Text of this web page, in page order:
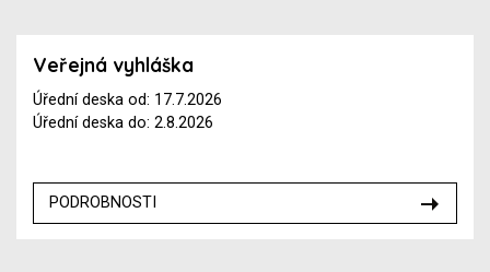
Veřejná vyhláška
Úřední deska od: 17.7.2026
Úřední deska do: 2.8.2026
PODROBNOSTI